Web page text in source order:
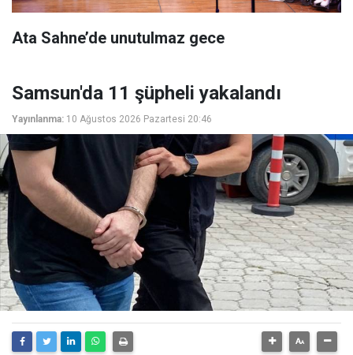
Ata Sahne’de unutulmaz gece
Samsun'da 11 şüpheli yakalandı
Yayınlanma: 10 Ağustos 2026 Pazartesi 20:46